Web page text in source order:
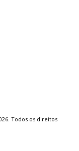
Todos os direitos